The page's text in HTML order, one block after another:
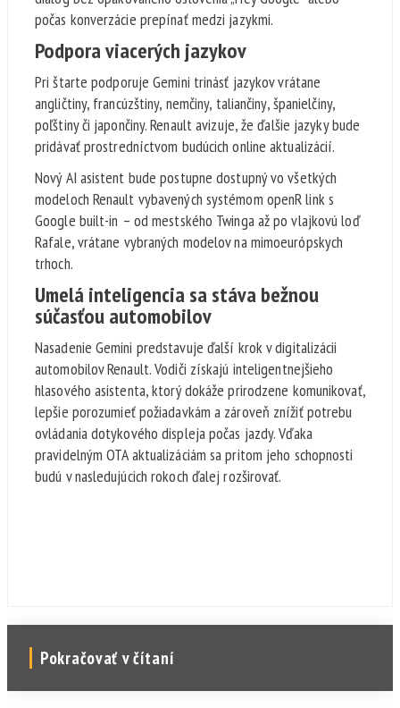
počas konverzácie prepínať medzi jazykmi.
Podpora viacerých jazykov
Pri štarte podporuje Gemini trinásť jazykov vrátane
angličtiny, francúzštiny, nemčiny, taliančiny, španielčiny,
poľštiny či japončiny. Renault avizuje, že ďalšie jazyky bude
pridávať prostredníctvom budúcich online aktualizácií.
Nový AI asistent bude postupne dostupný vo všetkých
modeloch Renault vybavených systémom openR link s
Google built-in – od mestského Twinga až po vlajkovú loď
Rafale, vrátane vybraných modelov na mimoeurópskych
trhoch.
Umelá inteligencia sa stáva bežnou
súčasťou automobilov
Nasadenie Gemini predstavuje ďalší krok v digitalizácii
automobilov Renault. Vodiči získajú inteligentnejšieho
hlasového asistenta, ktorý dokáže prirodzene komunikovať,
lepšie porozumieť požiadavkám a zároveň znížiť potrebu
ovládania dotykového displeja počas jazdy. Vďaka
pravidelným OTA aktualizáciám sa pritom jeho schopnosti
budú v nasledujúcich rokoch ďalej rozširovať.
Pokračovať v čítaní